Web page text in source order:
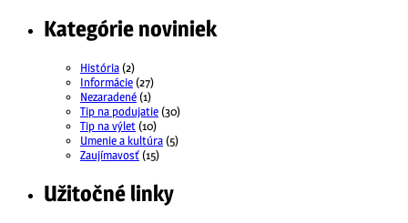
Kategórie noviniek
História(2)
Informácie(27)
Nezaradené(1)
Tip na podujatie(30)
Tip na výlet(10)
Umenie a kultúra(5)
Zaujímavosť(15)
Užitočné linky